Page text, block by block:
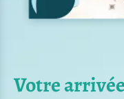
Votre arrivée